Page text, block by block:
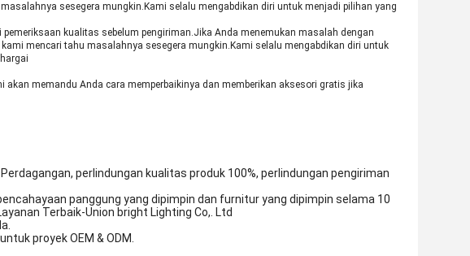
sesegera mungkin.Kami selalu mengabdikan diri untuk menjadi pilihan yang
kualitas sebelum pengiriman.Jika Anda menemukan masalah dengan
mencari tahu masalahnya sesegera mungkin.Kami selalu mengabdikan diri untuk
memandu Anda cara memperbaikinya dan memberikan aksesori gratis jika
perlindungan kualitas produk 100%, perlindungan pengiriman
panggung yang dipimpin dan furnitur yang dipimpin selama 10
Terbaik-Union bright Lighting Co,. Ltd
proyek OEM & ODM.